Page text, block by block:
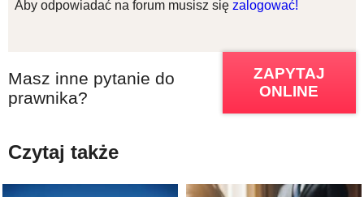
Aby odpowiadać na forum musisz się zalogować!
Masz inne pytanie do
prawnika?
ZAPYTAJ
ONLINE
Czytaj także